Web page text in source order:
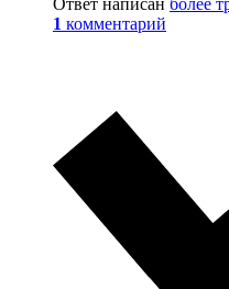
Ответ написан более
1 комментарий